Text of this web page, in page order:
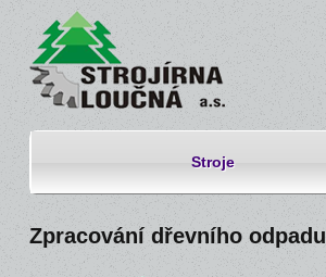
Stroje
Zpracování dřevního odpadu